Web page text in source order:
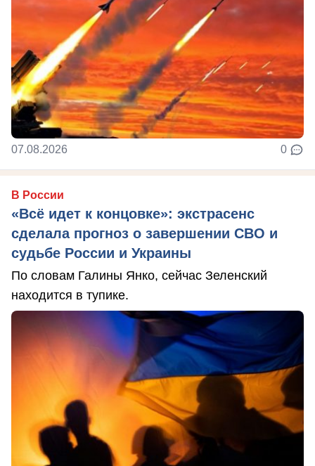
07.08.2026 0
В России
«Всё идет к концовке»: экстрасенс
сделала прогноз о завершении СВО и
судьбе России и Украины
По словам Галины Янко, сейчас Зеленский
находится в тупике.